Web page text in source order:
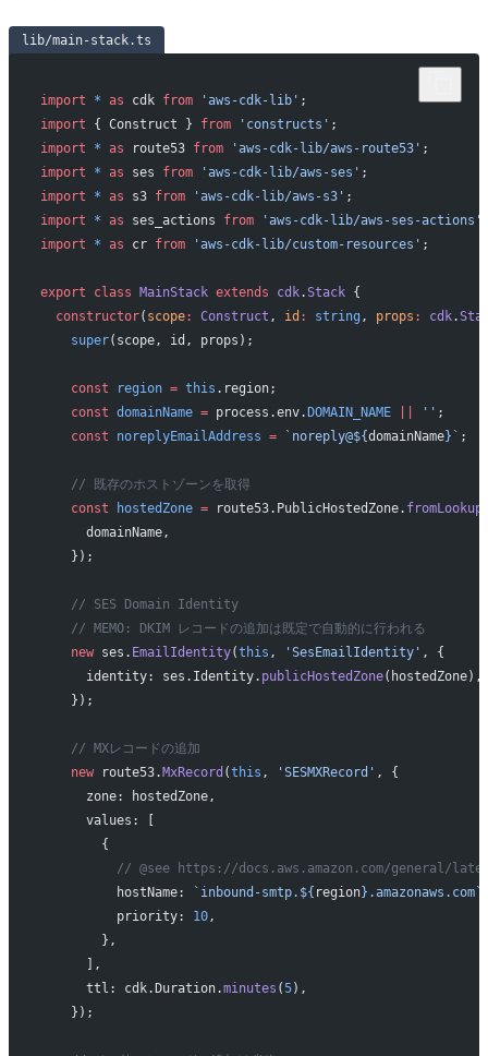
lib/main-stack.ts
import * as cdk from 'aws-cdk-lib' ;
import { Construct } from 'constructs' ;
import * as route53 from 'aws-cdk-lib/aws-route53' ;
import * as ses from 'aws-cdk-lib/aws-ses' ;
import * as s3 from 'aws-cdk-lib/aws-s3' ;
import * as ses_actions from 'aws-cdk-lib/aws-ses-actions'
import * as cr from 'aws-cdk-lib/custom-resources' ;
export class MainStack extends cdk.Stack {
  constructor
( scope: Construct , id : string , props : cdk.
    super
(scope, id, props);
    const
region = this .region;
    const
domainName = process.env.DOMAIN_NAME || '' ;
    const
noreplyEmailAddress = `noreply@${domainName}` ;
    // 既存のホストゾーンを取得
    const
hostedZone = route53.PublicHostedZone. fromLookup
      domainName,
    });
    // SES Domain Identity
    // MEMO: DKIM レコードの追加は既定で自動的に行われる
    new
ses. EmailIdentity(this , 'SesEmailIdentity' , {
      identity: ses.Identity.
publicHostedZone(hostedZone),
    });
    // MXレコードの追加
    new
route53.MxRecord (this , 'SESMXRecord' , {
      zone: hostedZone,
      values: [
        {
// @see https://docs.aws.amazon.com/general/
          hostName:
`inbound-smtp.${ region}.amazonaws.com`
          priority:
10,
        },
      ],
      ttl: cdk.Duration.
minutes (5),
    });